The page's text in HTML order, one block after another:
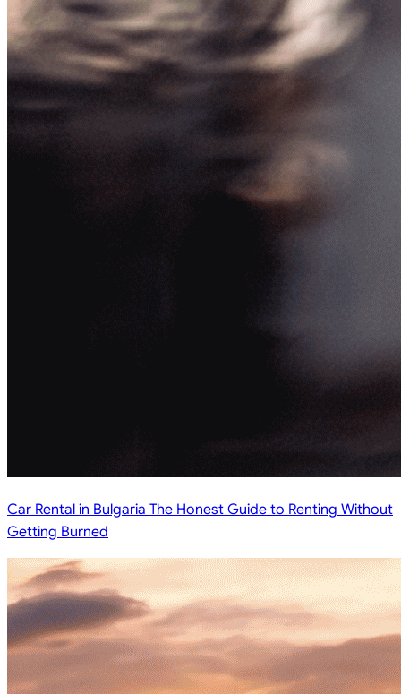
Car Rental in Bulgaria The Honest Guide to Renting Without
Getting Burned